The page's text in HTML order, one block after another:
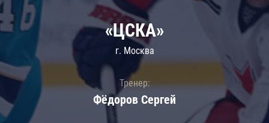
«ЦСКА»
г. Москва
Тренер:
Фёдоров Сергей